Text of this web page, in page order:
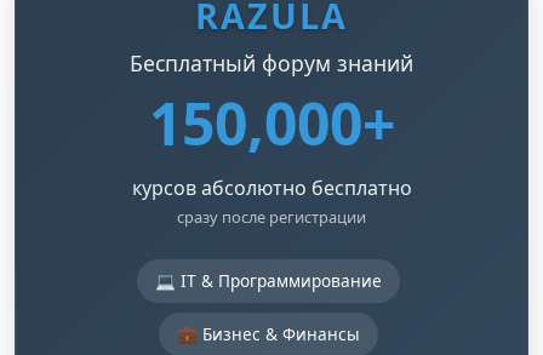
RAZULA
Бесплатный форум знаний
150,000+
курсов абсолютно бесплатно
сразу после регистрации
💻 IT & Программирование
💼 Бизнес & Финансы